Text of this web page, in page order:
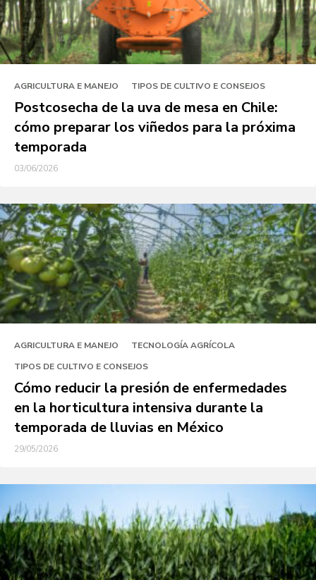
AGRICULTURA E MANEJO TIPOS DE CULTIVO E CONSEJOS
Postcosecha de la uva de mesa en Chile:
cómo preparar los viñedos para la próxima
temporada
03/06/2026
AGRICULTURA E MANEJO
TECNOLOGÍA AGRÍCOLA
TIPOS DE CULTIVO E CONSEJOS
Cómo reducir la presión de enfermedades
en la horticultura intensiva durante la
temporada de lluvias en México
29/05/2026